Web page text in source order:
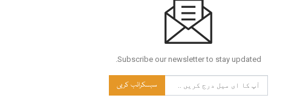
Subscribe our newsletter to stay updated.
سبسکرائب کریں